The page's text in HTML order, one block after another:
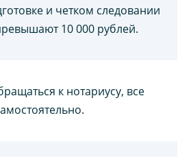
и четком следовании
10 000 рублей.
к нотариусу, все